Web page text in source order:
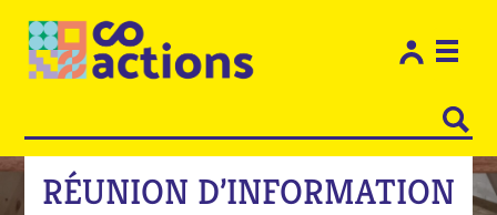
RÉUNION D’INFORMATION